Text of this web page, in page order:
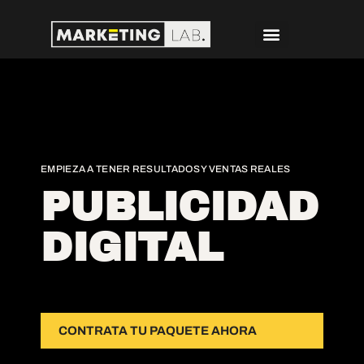
EMPIEZA A TENER RESULTADOS Y VENTAS REALES
PUBLICIDAD
DIGITAL
CONTRATA TU PAQUETE AHORA